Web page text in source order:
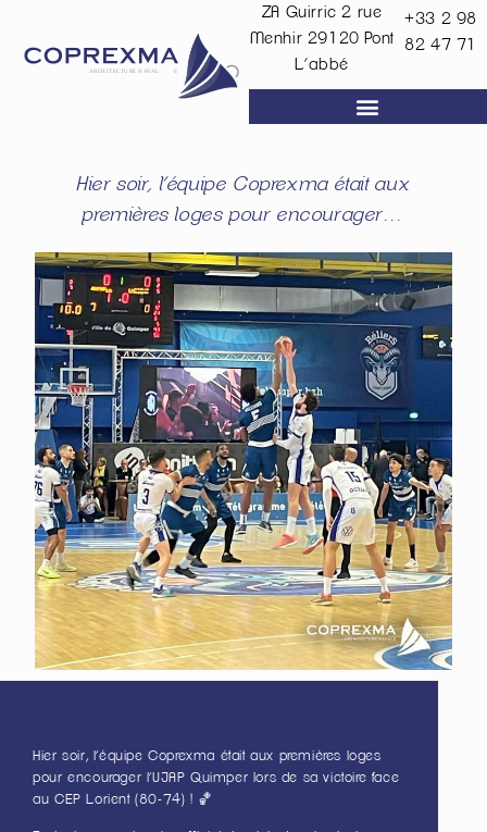
ZA Guirric 2 rue
Menhir 29120 Pont
L’abbé
+33 2 98
82 47 71
Hier soir, l’équipe Coprexma était aux
premières loges pour encourager…
Hier soir, l’équipe Coprexma était aux premières loges
pour encourager l’UJAP Quimper lors de sa victoire face
au CEP Lorient (80-74) ! 🏀